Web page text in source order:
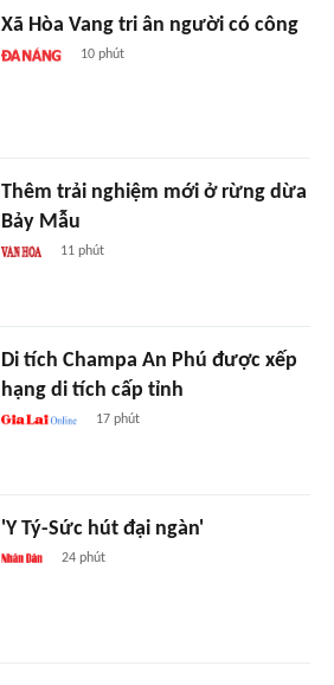
Xã Hòa Vang tri ân người có công
10 phút
Thêm trải nghiệm mới ở rừng dừa
Bảy Mẫu
11 phút
Di tích Champa An Phú được xếp
hạng di tích cấp tỉnh
17 phút
'Y Tý-Sức hút đại ngàn'
24 phút